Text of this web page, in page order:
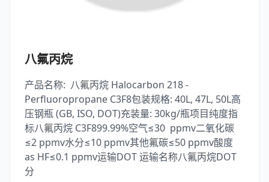
八氟丙烷
产品名称: 八氟丙烷 Halocarbon 218 -
Perfluoropropane C3F8包装规格: 40L, 47L, 50L高
压钢瓶 (GB, ISO, DOT)充装量: 30kg/瓶项目纯度指
标八氟丙烷 C3F899.99%空气≤30 ppmv二氧化碳
≤2 ppmv水分≤10 ppmv其他氟碳≤50 ppmv酸度
as HF≤0.1 ppmv运输DOT 运输名称八氟丙烷DOT
分